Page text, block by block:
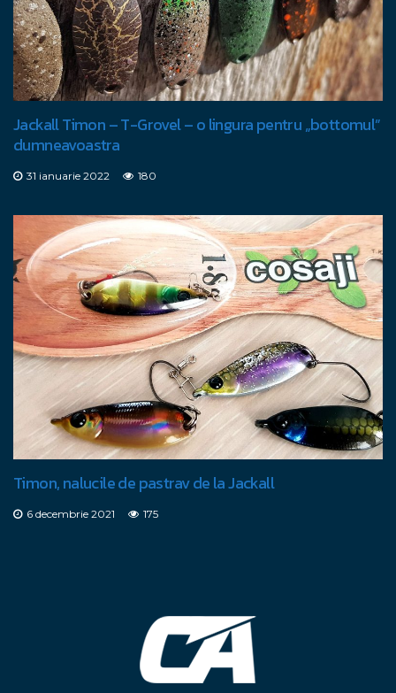
Jackall Timon – T-Grovel – o lingura pentru „bottomul”
dumneavoastra
31 ianuarie 2022 180
Timon, nalucile de pastrav de la Jackall
6 decembrie 2021 175